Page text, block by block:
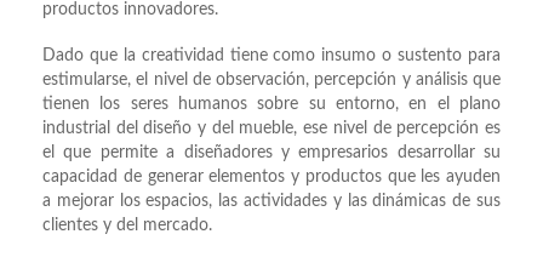
productos innovadores.
Dado que la creatividad tiene como insumo o sustento para
estimularse, el nivel de observación, percepción y análisis que
tienen los seres humanos sobre su entorno, en el plano
industrial del diseño y del mueble, ese nivel de percepción es
el que permite a diseñadores y empresarios desarrollar su
capacidad de generar elementos y productos que les ayuden
a mejorar los espacios, las actividades y las dinámicas de sus
clientes y del mercado.